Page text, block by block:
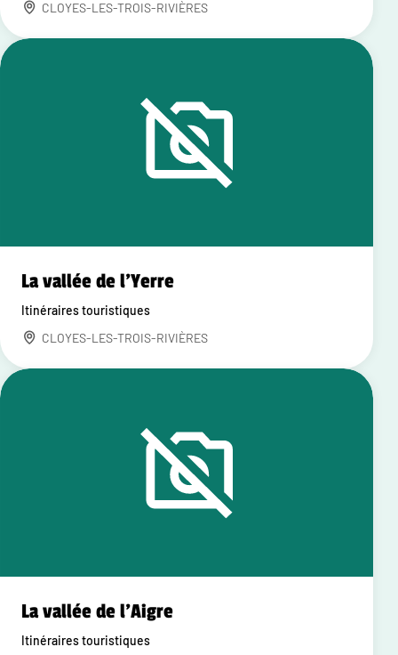
CLOYES-LES-TROIS-RIVIÈRES
La vallée de l'Yerre
Itinéraires touristiques
CLOYES-LES-TROIS-RIVIÈRES
La vallée de l'Aigre
Itinéraires touristiques